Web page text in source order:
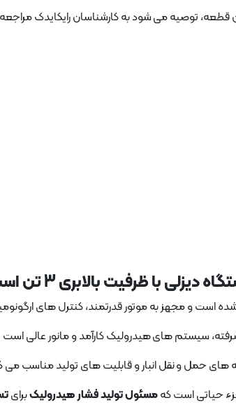
توصیه می شود به کارشناسان رایکایدک مراجعه
دیزلی با ظرفیت بالابری 3 تن است.
و مجهز به موتور قدرتمند، کنترل های
سیستم های هیدرولیک کارآمد و مانور عالی است
های حمل و نقل انبار و قابلیت های تولید مناسب می
حیاتی است کهمسئول تولید فشار هیدرولیکبرای